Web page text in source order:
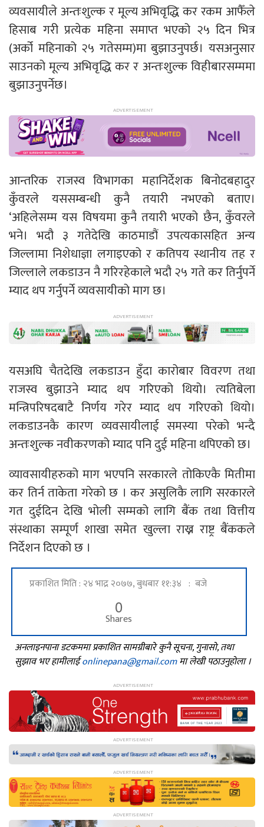
व्यवसायीले अन्तःशुल्क र मूल्य अभिवृद्धि कर रकम आफैँले
हिसाब गरी प्रत्येक महिना समाप्त भएको २५ दिन भित्र
(अर्को महिनाको २५ गतेसम्म)मा बुझाउनुपर्छ। यसअनुसार
साउनको मूल्य अभिवृद्धि कर र अन्तःशुल्क विहीबारसम्ममा
बुझाउनुपर्नेछ।
आन्तरिक राजस्व विभागका महानिर्देशक बिनोदबहादुर
कुँवरले यससम्बन्धी कुनै तयारी नभएको बताए।
‘अहिलेसम्म यस विषयमा कुनै तयारी भएको छैन, कुँवरले
भने। भदौ ३ गतेदेखि काठमाडौं उपत्यकासहित अन्य
जिल्लामा निशेधाज्ञा लगाइएको र कतिपय स्थानीय तह र
जिल्लाले लकडाउन नै गरिरहेकाले भदौ २५ गते कर तिर्नुपर्ने
म्याद थप गर्नुपर्ने व्यवसायीको माग छ।
यसअघि चैतदेखि लकडाउन हुँदा कारोबार विवरण तथा
राजस्व बुझाउने म्याद थप गरिएको थियो। त्यतिबेला
मन्त्रिपरिषदबाटै निर्णय गरेर म्याद थप गरिएको थियो।
लकडाउनकै कारण व्यवसायीलाई समस्या परेको भन्दै
अन्तःशुल्क नवीकरणको म्याद पनि दुई महिना थपिएको छ।
व्यावसायीहरुको माग भएपनि सरकारले तोकिएकै मितीमा
कर तिर्न ताकेता गरेको छ । कर असुलिकै लागि सरकारले
गत दुईदिन देखि भोली सम्मको लागि बैंक तथा वित्तीय
संस्थाका सम्पूर्ण शाखा समेत खुल्ला राख्न राष्ट्र बैंककले
निर्देशन दिएको छ ।
प्रकाशित मिति : २४ भाद्र २०७७, बुधबार ११:३४ : बजे
0
Shares
अनलाइनपाना डटकममा प्रकाशित सामग्रीबारे कुनै सूचना, गुनासो, तथा
सुझाव भए हामीलाईonlinepana@gmail.comमा लेखी पठाउनुहोला ।